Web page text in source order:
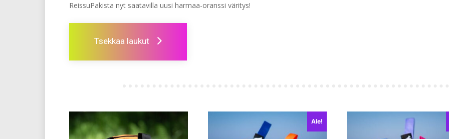
ReissuPakista nyt saatavilla uusi harmaa-oranssi väritys!
Tsekkaa laukut
Ale!